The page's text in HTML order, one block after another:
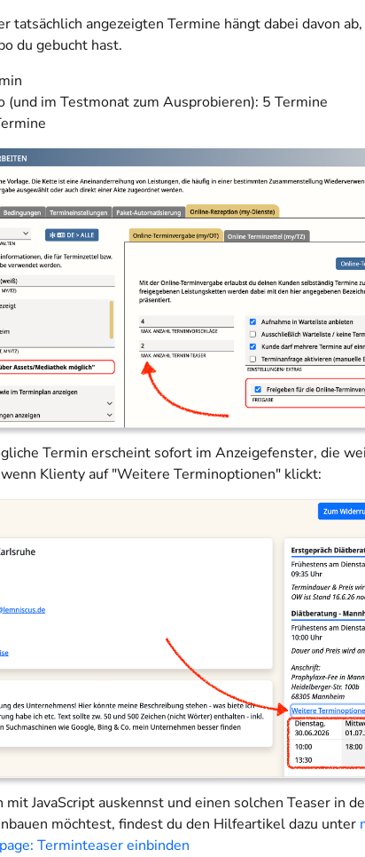
tatsächlich angezeigten Termine hängt dabei davon
du gebucht hast.
(und im Testmonat zum Ausprobieren): 5 Termine
Termin erscheint sofort im Anzeigefenster, die
Klienty auf "Weitere Terminoptionen" klickt:
mit JavaScript auskennst und einen solchen Teaser in
möchtest, findest du den Hilfeartikel dazu unter
Terminteaser einbinden